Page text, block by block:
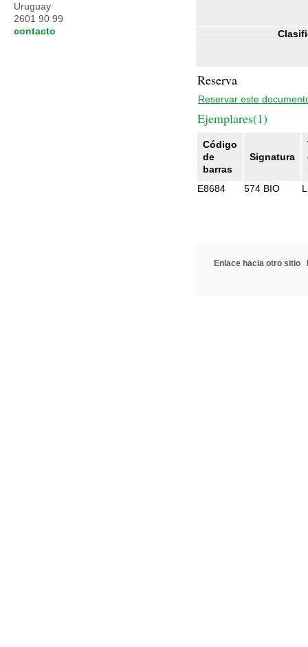
Reserva
Reservar este
Ejemplares(1)
Código
de
barras
Signatura
E8684
574 BIO
Enlace hacia otro sitio
Uruguay
2601 90 99
contacto